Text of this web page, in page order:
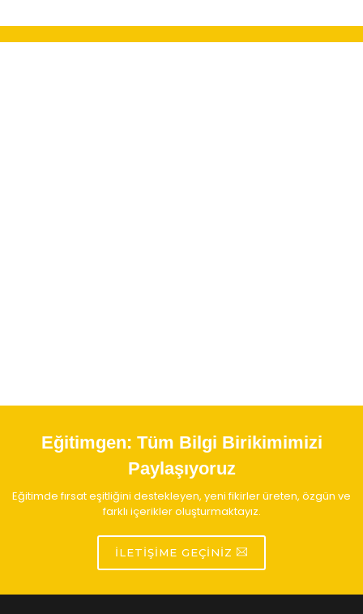
Eğitimgen: Tüm Bilgi Birikimimizi
Paylaşıyoruz
Eğitimde fırsat eşitliğini destekleyen, yeni fikirler üreten, özgün ve
farklı içerikler oluşturmaktayız.
İLETIŞIME GEÇINIZ